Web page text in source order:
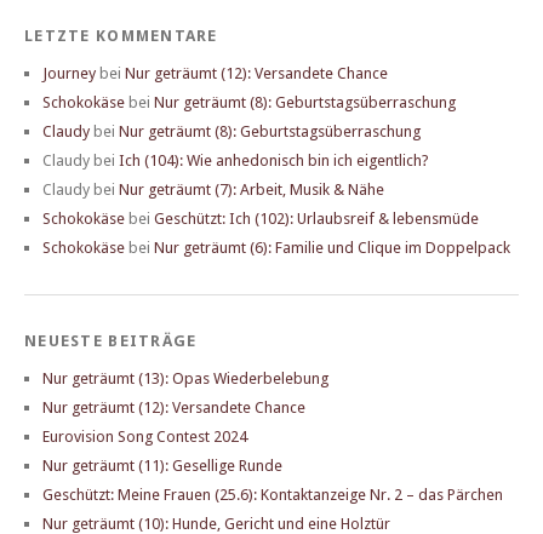
LETZTE KOMMENTARE
Journey bei Nur geträumt (12): Versandete Chance
Schokokäse bei Nur geträumt (8): Geburtstagsüberraschung
Claudy bei Nur geträumt (8): Geburtstagsüberraschung
Claudy bei Ich (104): Wie anhedonisch bin ich eigentlich?
Claudy bei Nur geträumt (7): Arbeit, Musik & Nähe
Schokokäse bei Geschützt: Ich (102): Urlaubsreif & lebensmüde
Schokokäse bei Nur geträumt (6): Familie und Clique im Doppelpack
NEUESTE BEITRÄGE
Nur geträumt (13): Opas Wiederbelebung
Nur geträumt (12): Versandete Chance
Eurovision Song Contest 2024
Nur geträumt (11): Gesellige Runde
Geschützt: Meine Frauen (25.6): Kontaktanzeige Nr. 2 – das Pärchen
Nur geträumt (10): Hunde, Gericht und eine Holztür